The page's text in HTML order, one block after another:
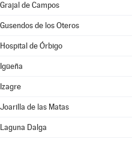
Grajal de Campos
Gusendos de los Oteros
Hospital de Órbigo
Igüeña
Izagre
Joarilla de las Matas
Laguna Dalga